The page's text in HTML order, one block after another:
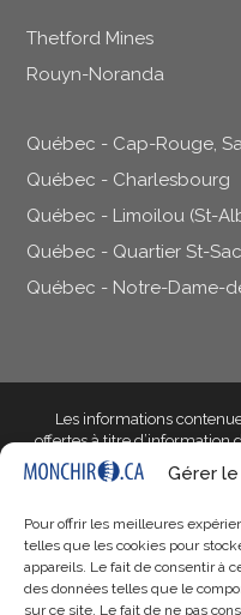
Gérer
Pour offrir les meilleures
telles que les cookies pour
appareils. Le fait de consentir à
des données telles que le
sur ce site. Le fait de ne pas
Thetford Mines
Rouyn-Noranda
Québec - Cap-Rouge,
Québec - Charlesbourg
Québec - Limoilou (St-
Québec - Quartier St-
Québec - Notre-Dame-
Les informations
offertes à titre
ne doivent pas être utilisées
peuvent en aucun cas
votre situation. Si votre
docteur en chiropratique